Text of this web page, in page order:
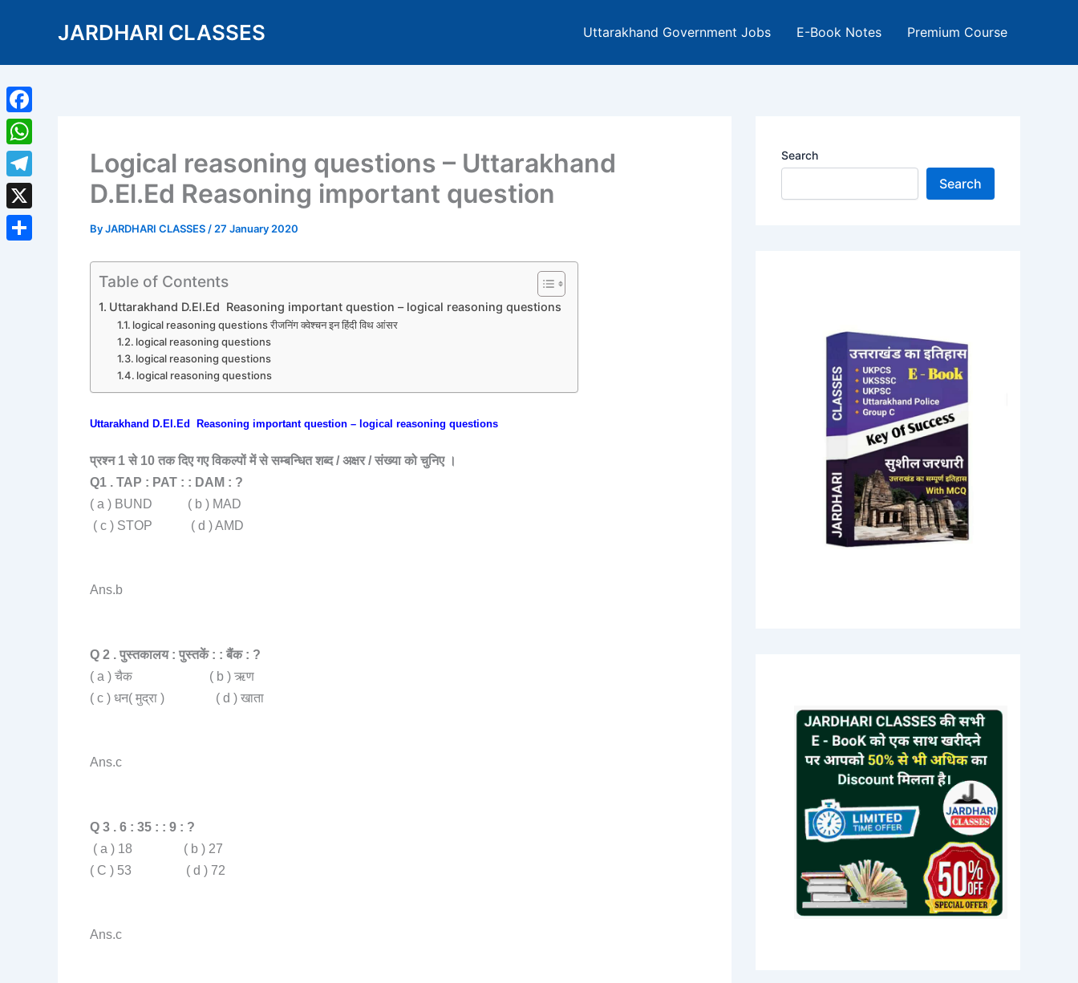
JARDHARI CLASSES Uttarakhand Government Jobs E-Book Notes Premium Course
Logical reasoning questions – Uttarakhand
D.El.Ed Reasoning important question
ByJARDHARI CLASSES / 27 January 2020
Table of Contents
Uttarakhand D.El.Ed Reasoning important question – logical reasoning questions
logical reasoning questions रीजनिंग क्वेश्चन इन हिंदी विथ आंसर
logical reasoning questions
logical reasoning questions
logical reasoning questions
Uttarakhand D.El.Ed Reasoning important question – logical reasoning questions
प्रश्न 1 से 10 तक दिए गए विकल्पों में से सम्बन्धित शब्द / अक्षर / संख्या को चुनिए ।
Q1 . TAP : PAT : : DAM : ?
( a ) BUND ( b ) MAD
( c ) STOP ( d ) AMD
Ans.b
Q 2 . पुस्तकालय : पुस्तकें : : बैंक : ?
( a ) चैक ( b ) ऋण
( c ) धन( मुद्रा ) ( d ) खाता
Ans.c
Q 3 . 6 : 35 : : 9 : ?
( a ) 18 ( b ) 27
( C ) 53 ( d ) 72
Ans.c
Search
Search
Facebook
WhatsApp
Telegram
X